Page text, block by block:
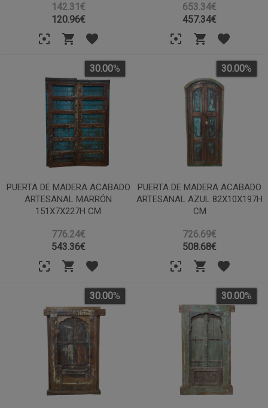
142.31€
120.96€
653.34€
457.34€
PUERTA DE MADERA ACABADO
ARTESANAL MARRÓN
151X7X227H CM
776.24€
30.00%
543.36€
PUERTA DE MADERA ACABADO
ARTESANAL AZUL 82X10X197H
CM
726.69€
30.00%
508.68€
30.00% 30.00%